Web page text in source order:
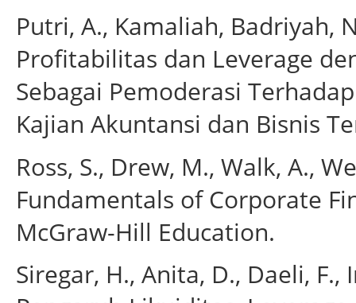
Putri, A., Kamaliah, Badriyah,
Profitabilitas dan Leverage
Sebagai Pemoderasi
Kajian Akuntansi dan Bisnis
Ross, S., Drew, M., Walk, A.,
Fundamentals of Corporate
McGraw-Hill Education.
Siregar, H., Anita, D., Daeli,